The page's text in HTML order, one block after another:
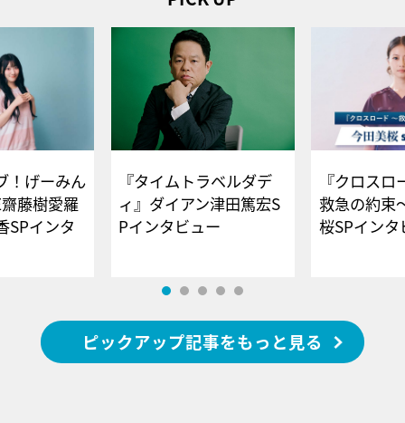
！げーみん
藤樹愛羅
SPインタ
『タイムトラベルダデ
ィ』ダイアン津田篤宏S
Pインタビュー
『クロス
救急の約束
桜SPイ
ピックアップ記事をもっと見る